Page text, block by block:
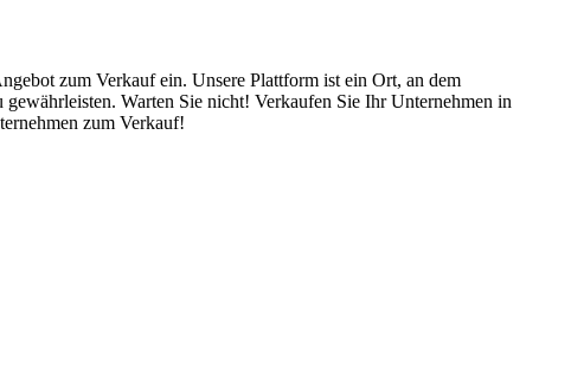
zum Verkauf ein. Unsere Plattform ist ein Ort, an dem
Warten Sie nicht! Verkaufen Sie Ihr Unternehmen in
zum Verkauf!